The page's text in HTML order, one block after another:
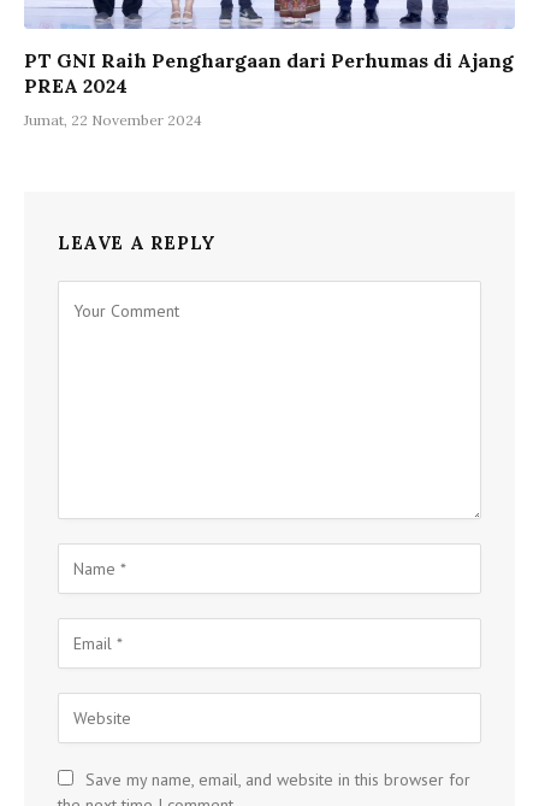
PT GNI Raih Penghargaan dari Perhumas di Ajang
PREA 2024
Jumat, 22 November 2024
LEAVE A REPLY
Save my name, email, and website in this browser for